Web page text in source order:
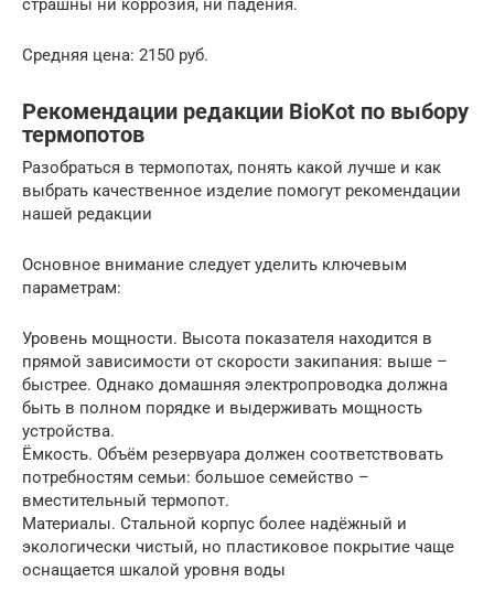
страшны ни коррозия, ни падения.
Средняя цена: 2150 руб.
Рекомендации редакции BioKot по выбору
термопотов
Разобраться в термопотах, понять какой лучше и как
выбрать качественное изделие помогут рекомендации
нашей редакции
Основное внимание следует уделить ключевым
параметрам:
Уровень мощности. Высота показателя находится в
прямой зависимости от скорости закипания: выше –
быстрее. Однако домашняя электропроводка должна
быть в полном порядке и выдерживать мощность
устройства.
Ёмкость. Объём резервуара должен соответствовать
потребностям семьи: большое семейство –
вместительный термопот.
Материалы. Стальной корпус более надёжный и
экологически чистый, но пластиковое покрытие чаще
оснащается шкалой уровня воды